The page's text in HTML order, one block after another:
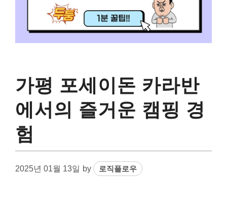
가평 포세이돈 카라반
에서의 즐거운 캠핑 경
험
2025년 01월 13일 by 로직플로우